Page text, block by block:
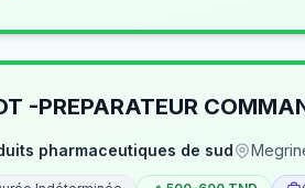
-PREPARATEUR
pharmaceutiques de sud